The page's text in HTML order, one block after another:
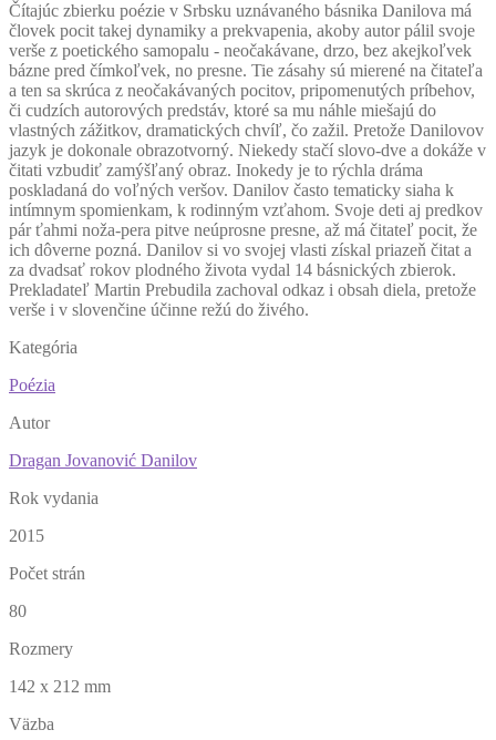
Čítajúc zbierku poézie v Srbsku uznávaného básnika Danilova má
človek pocit takej dynamiky a prekvapenia, akoby autor pálil svoje
verše z poetického samopalu - neočakávane, drzo, bez akejkoľvek
bázne pred čímkoľvek, no presne. Tie zásahy sú mierené na čitateľa
a ten sa skrúca z neočakávaných pocitov, pripomenutých príbehov,
či cudzích autorových predstáv, ktoré sa mu náhle miešajú do
vlastných zážitkov, dramatických chvíľ, čo zažil. Pretože Danilovov
jazyk je dokonale obrazotvorný. Niekedy stačí slovo-dve a dokáže v
čitati vzbudiť zamýšľaný obraz. Inokedy je to rýchla dráma
poskladaná do voľných veršov. Danilov často tematicky siaha k
intímnym spomienkam, k rodinným vzťahom. Svoje deti aj predkov
pár ťahmi noža-pera pitve neúprosne presne, až má čitateľ pocit, že
ich dôverne pozná. Danilov si vo svojej vlasti získal priazeň čitat a
za dvadsať rokov plodného života vydal 14 básnických zbierok.
Prekladateľ Martin Prebudila zachoval odkaz i obsah diela, pretože
verše i v slovenčine účinne režú do živého.
Kategória
Poézia
Autor
Dragan Jovanović Danilov
Rok vydania
2015
Počet strán
80
Rozmery
142 x 212 mm
Väzba